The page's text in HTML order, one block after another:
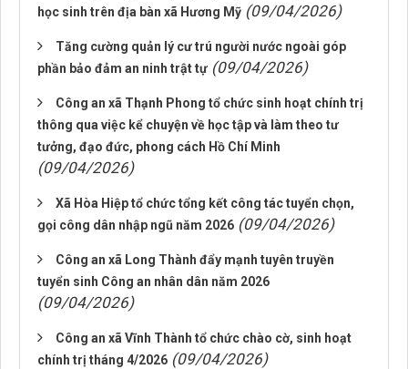
học sinh trên địa bàn xã Hương Mỹ (09/04/2026)
Tăng cường quản lý cư trú người nước ngoài góp
phần bảo đảm an ninh trật tự (09/04/2026)
Công an xã Thạnh Phong tổ chức sinh hoạt chính trị
thông qua việc kể chuyện về học tập và làm theo tư
tưởng, đạo đức, phong cách Hồ Chí Minh
(09/04/2026)
Xã Hòa Hiệp tổ chức tổng kết công tác tuyển chọn,
gọi công dân nhập ngũ năm 2026 (09/04/2026)
Công an xã Long Thành đẩy mạnh tuyên truyền
tuyển sinh Công an nhân dân năm 2026
(09/04/2026)
Công an xã Vĩnh Thành tổ chức chào cờ, sinh hoạt
chính trị tháng 4/2026 (09/04/2026)